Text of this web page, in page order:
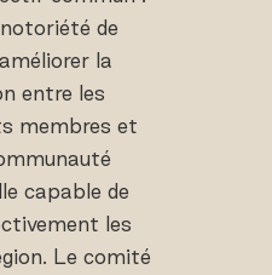
de
la
entre les
membres et
capable de
les
Le comité